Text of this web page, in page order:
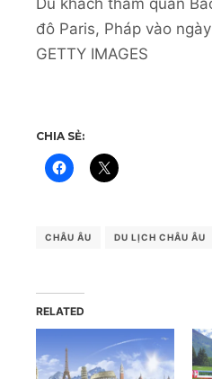
đô Paris, Pháp vào
GETTY IMAGES
CHIA SẺ:
CHÂU ÂU DU LỊCH CHÂU ÂU
RELATED